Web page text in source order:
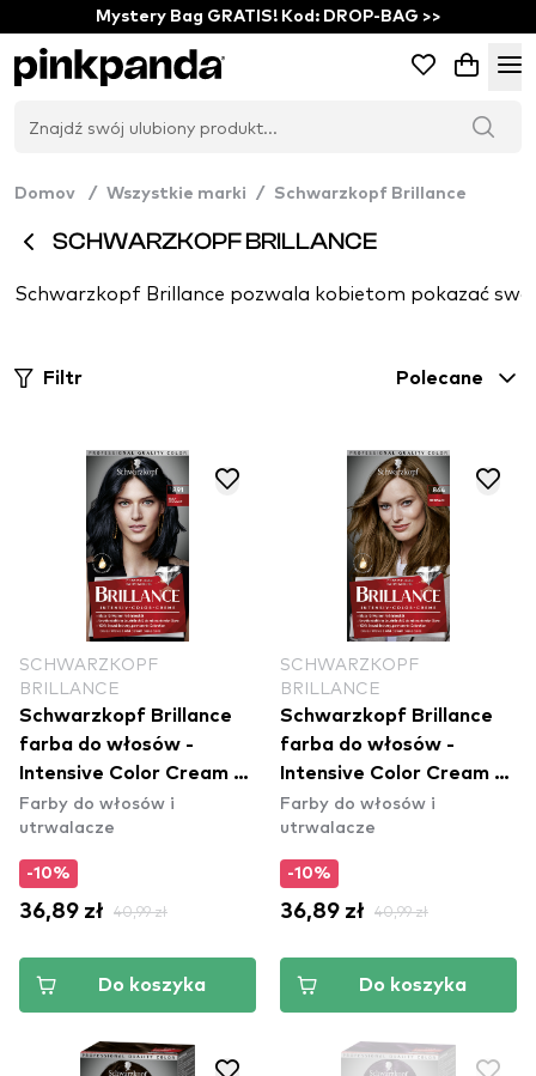
Mystery Bag GRATIS! Kod: DROP-BAG >>
Domov / Wszystkie marki / Schwarzkopf Brillance
SCHWARZKOPF BRILLANCE
Schwarzkopf Brillance pozwala kobietom pokazać
Filtr Polecane
SCHWARZKOPF
BRILLANCE
Schwarzkopf Brillance
farba do włosów -
Intensive Color Cream -
891 Blue Black
Farby do włosów i
utrwalacze
-10%
36,89 zł 40,99 zł
Do koszyka
SCHWARZKOPF
BRILLANCE
Schwarzkopf Brillance
farba do włosów -
Intensive Color Cream -
864 Fawn
Farby do włosów i
utrwalacze
-10%
36,89 zł 40,99 zł
Do koszyka